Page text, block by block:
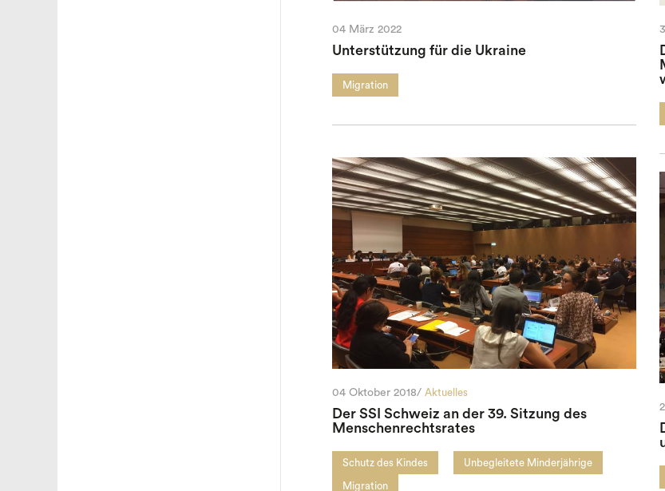
04 März 2022
Unterstützung für die Ukraine
Migration
04 Oktober 2018/ Aktuelles
Der SSI Schweiz an der 39. Sitzung des
Menschenrechtsrates
Schutz des Kindes Unbegleitete Minderjährige
Migration